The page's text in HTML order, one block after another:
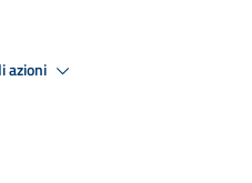
azioni